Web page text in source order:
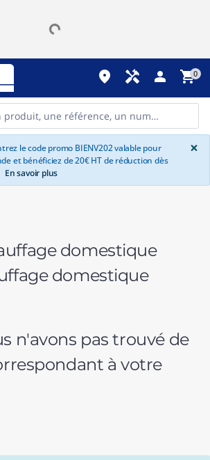
place handyman person shopping_cart0
le code promo BIENV202 valable pour
et bénéficiez de 20€ HT de réduction dès
En savoir plus
×
domestique
n'avons pas trouvé de
à votre